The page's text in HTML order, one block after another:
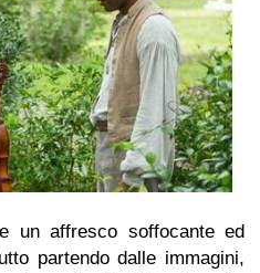
un affresco soffocante ed
partendo dalle immagini,